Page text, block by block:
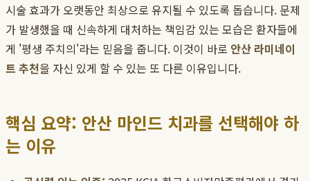
시술 효과가 오랫동안 최상으로 유지될 수 있도록 돕습니다. 문제
가 발생했을 때 신속하게 대처하는 책임감 있는 모습은 환자들에
게 '평생 주치의'라는 믿음을 줍니다. 이것이 바로 안산 라미네이
트 추천을 자신 있게 할 수 있는 또 다른 이유입니다.
핵심 요약: 안산 마인드 치과를 선택해야 하
는 이유